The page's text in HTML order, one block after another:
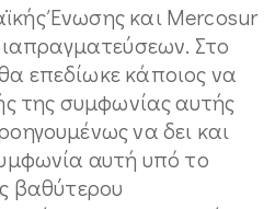
Ένωσης και Μercosur
Στο
επεδίωκε κάποιος να
της συμφωνίας αυτής
να δει και
αυτή υπό το
βαθύτερου